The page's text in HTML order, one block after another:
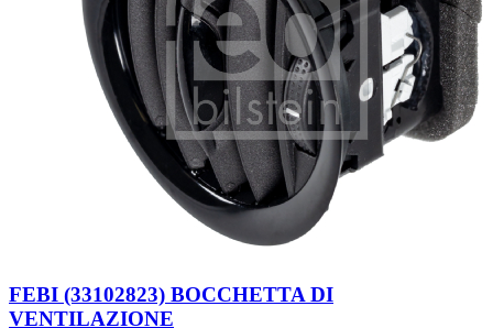
FEBI (33102823) BOCCHETTA DI
VENTILAZIONE